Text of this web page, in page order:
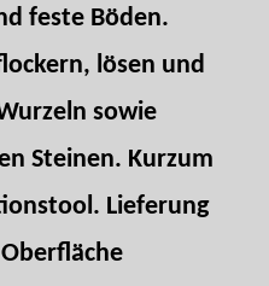
feste Böden.
lösen und
sowie
Steinen. Kurzum
Lieferung